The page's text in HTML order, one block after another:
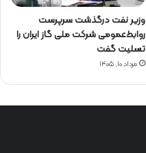
وزیر نفت درگذشت سرپرست
روابط‌عمومی شرکت ملی گاز ایران را
تسلیت گفت
مرداد ۱۰, ۱۴۰۵